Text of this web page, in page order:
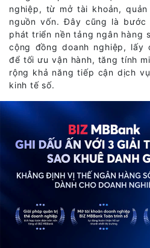
nghiệp, từ mở tài khoản,
nguồn vốn. Đây cũng là
phát triển nền tảng ngân hàng
cộng đồng doanh nghiệp, lấy
để tối ưu vận hành, tăng tính
rộng khả năng tiếp cận dịch
kinh tế số.